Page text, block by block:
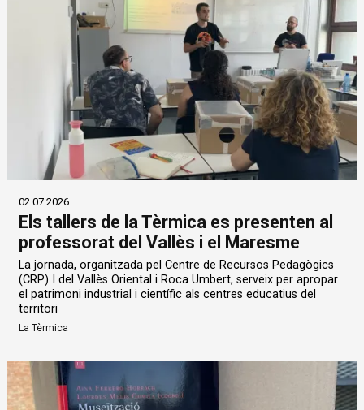
02.07.2026
Els tallers de la Tèrmica es presenten al
professorat del Vallès i el Maresme
La jornada, organitzada pel Centre de Recursos Pedagògics
(CRP) I del Vallès Oriental i Roca Umbert, serveix per apropar
el patrimoni industrial i científic als centres educatius del
territori
La Tèrmica